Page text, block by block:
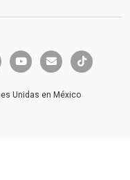
youtube envelopetiktok
Unidas en México